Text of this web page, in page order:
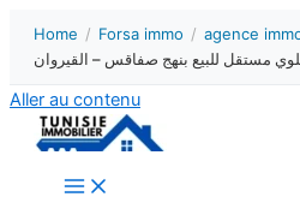
Home / Forsa immo / agence
مستقل للبيع بنهج صفاقس – القيروان
Aller au contenu